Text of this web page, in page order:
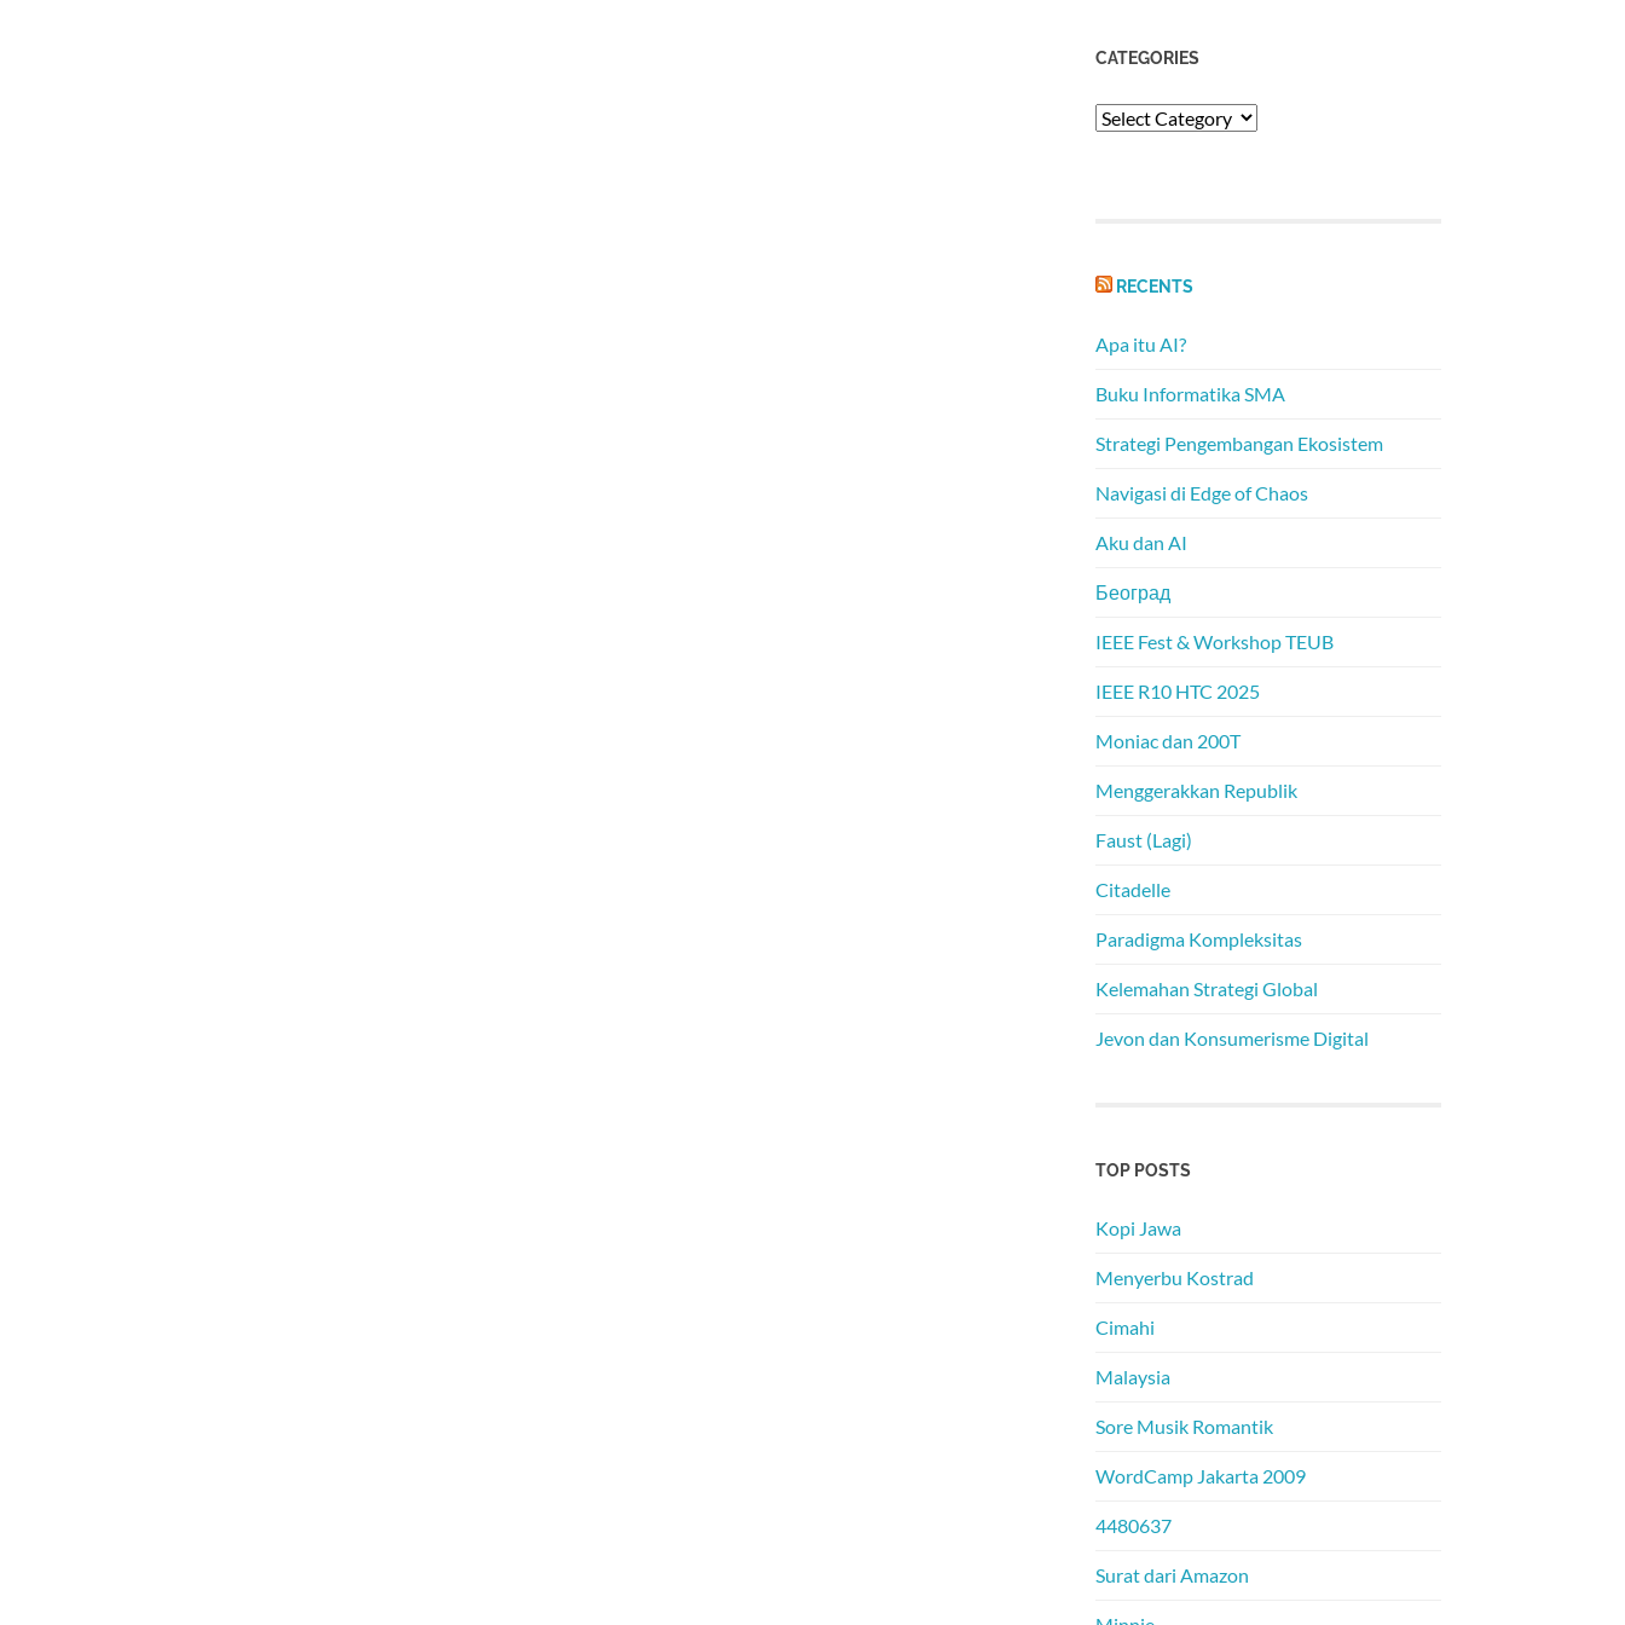
CATEGORIES
Categories
RECENTS
Apa itu AI?
Buku Informatika SMA
Strategi Pengembangan Ekosistem
Navigasi di Edge of Chaos
Aku dan AI
Београд
IEEE Fest & Workshop TEUB
IEEE R10 HTC 2025
Moniac dan 200T
Menggerakkan Republik
Faust (Lagi)
Citadelle
Paradigma Kompleksitas
Kelemahan Strategi Global
Jevon dan Konsumerisme Digital
TOP POSTS
Kopi Jawa
Menyerbu Kostrad
Cimahi
Malaysia
Sore Musik Romantik
WordCamp Jakarta 2009
4480637
Surat dari Amazon